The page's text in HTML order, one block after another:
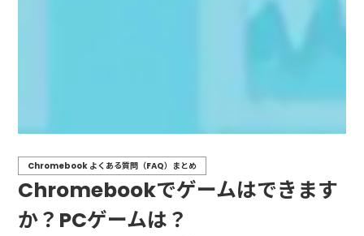
Chromebookでゲームはできます
か？PCゲームは？
Chromebook よくある質問（FAQ）まとめ